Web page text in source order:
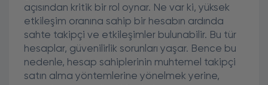
açısından kritik bir rol oynar. Ne var ki, yüksek
etkileşim oranına sahip bir hesabın ardında
sahte takipçi ve etkileşimler bulunabilir. Bu tür
hesaplar, güvenilirlik sorunları yaşar. Bence bu
nedenle, hesap sahiplerinin muhtemel takipçi
satın alma yöntemlerine yönelmek yerine,